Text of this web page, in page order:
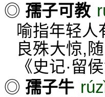
◎ 孺子可教
喻指年轻人
良殊大惊,
《史记·留
◎ 孺子牛